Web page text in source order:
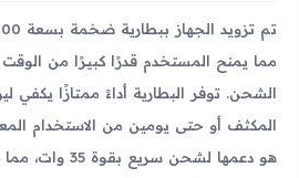
مما يمنح المستخدم قدرًا كبيرًا من الوقت
الشحن. توفر البطارية أداءً ممتازًا يكفي
المكثف أو حتى يومين من الاستخدام
هو دعمها لشحن